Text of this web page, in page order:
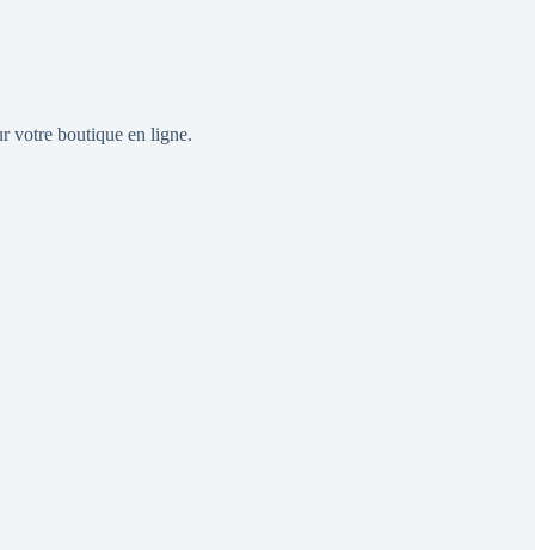
votre boutique en ligne.